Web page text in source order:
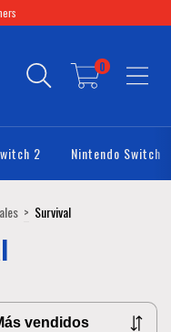
0
2 Nintendo Switch
> Survival